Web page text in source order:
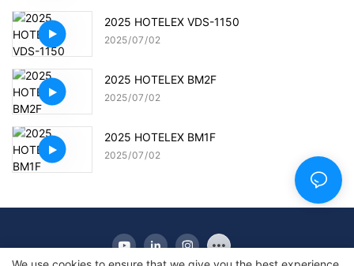
2025 HOTELEX VDS-1150
2025 07 02
2025 HOTELEX BM2F
2025 07 02
2025 HOTELEX BM1F
2025 07 02